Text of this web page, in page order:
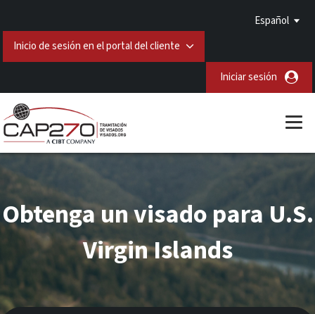
Español
Inicio de sesión en el portal del cliente
Iniciar sesión
Obtenga un visado para U.S.
Virgin Islands